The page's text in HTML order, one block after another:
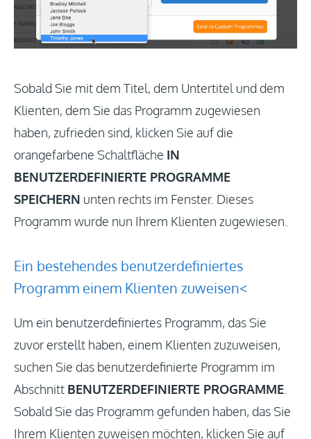
Sobald Sie mit dem Titel, dem Untertitel und dem
Klienten, dem Sie das Programm zugewiesen
haben, zufrieden sind, klicken Sie auf die
orangefarbene Schaltfläche IN
BENUTZERDEFINIERTE PROGRAMME
SPEICHERN unten rechts im Fenster. Dieses
Programm wurde nun Ihrem Klienten zugewiesen.
Ein bestehendes benutzerdefiniertes
Programm einem Klienten zuweisen<
Um ein benutzerdefiniertes Programm, das Sie
zuvor erstellt haben, einem Klienten zuzuweisen,
suchen Sie das benutzerdefinierte Programm im
Abschnitt BENUTZERDEFINIERTE PROGRAMME.
Sobald Sie das Programm gefunden haben, das Sie
Ihrem Klienten zuweisen möchten, klicken Sie auf